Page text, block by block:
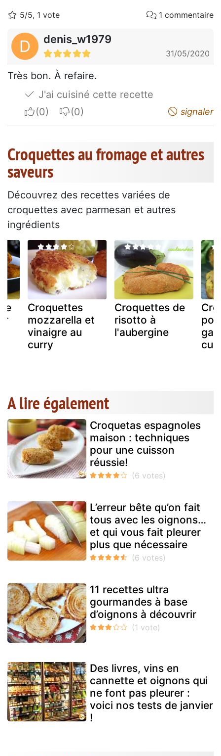
5/5, 1 vote 1 commentaire
D denis_w1979
31/05/2020
Très bon. À refaire.
J'ai cuisiné cette recette
I apreciateI do not appreciate signaler
Croquettes au fromage et autres
saveurs
Découvrez des recettes variées de
croquettes avec parmesan et autres
ingrédients
Croquettes
mozzarella et
vinaigre au
curry
Croquettes de
risotto à
l'aubergine
A lire également
Croquetas espagnoles
maison : techniques
pour une cuisson
réussie!
L’erreur bête qu’on fait
tous avec les oignons…
et qui vous fait pleurer
plus que nécessaire
11 recettes ultra
gourmandes à base
d’oignons à découvrir
Des livres, vins en
cannette et oignons qui
ne font pas pleurer :
voici nos tests de janvier
!